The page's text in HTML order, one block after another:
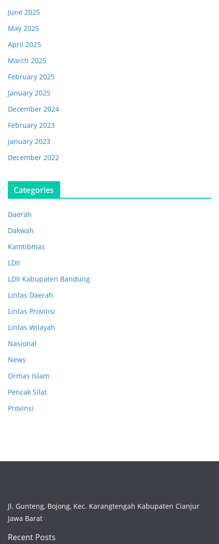
June 2025
May 2025
April 2025
March 2025
February 2025
January 2025
December 2024
February 2023
January 2023
December 2022
Categories
Daerah
Dakwah
Kamtibmas
LDII
LDII Kabupaten Bandung
Lintas Daerah
Lintas Provinsi
Lintas Wilayah
Nasional
News
Ormas Islam
Pencak Silat
Provinsi
Jl. Gunteng, Bojong, Kec. Karangtengah Kabupaten Cianjur
Jawa Barat
Recent Posts